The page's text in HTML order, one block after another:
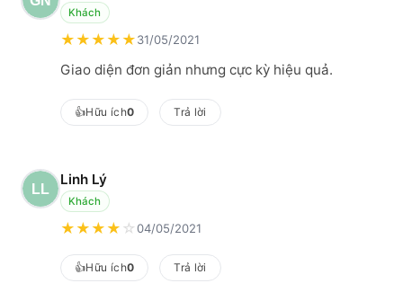
Khách
★ ★ ★ ★ ★31/05/2021
Giao diện đơn giản nhưng cực kỳ hiệu quả.
👍Hữu ích0 Trả lời
Linh Lý
Khách
★ ★ ★ ★ ☆04/05/2021
👍Hữu ích0 Trả lời